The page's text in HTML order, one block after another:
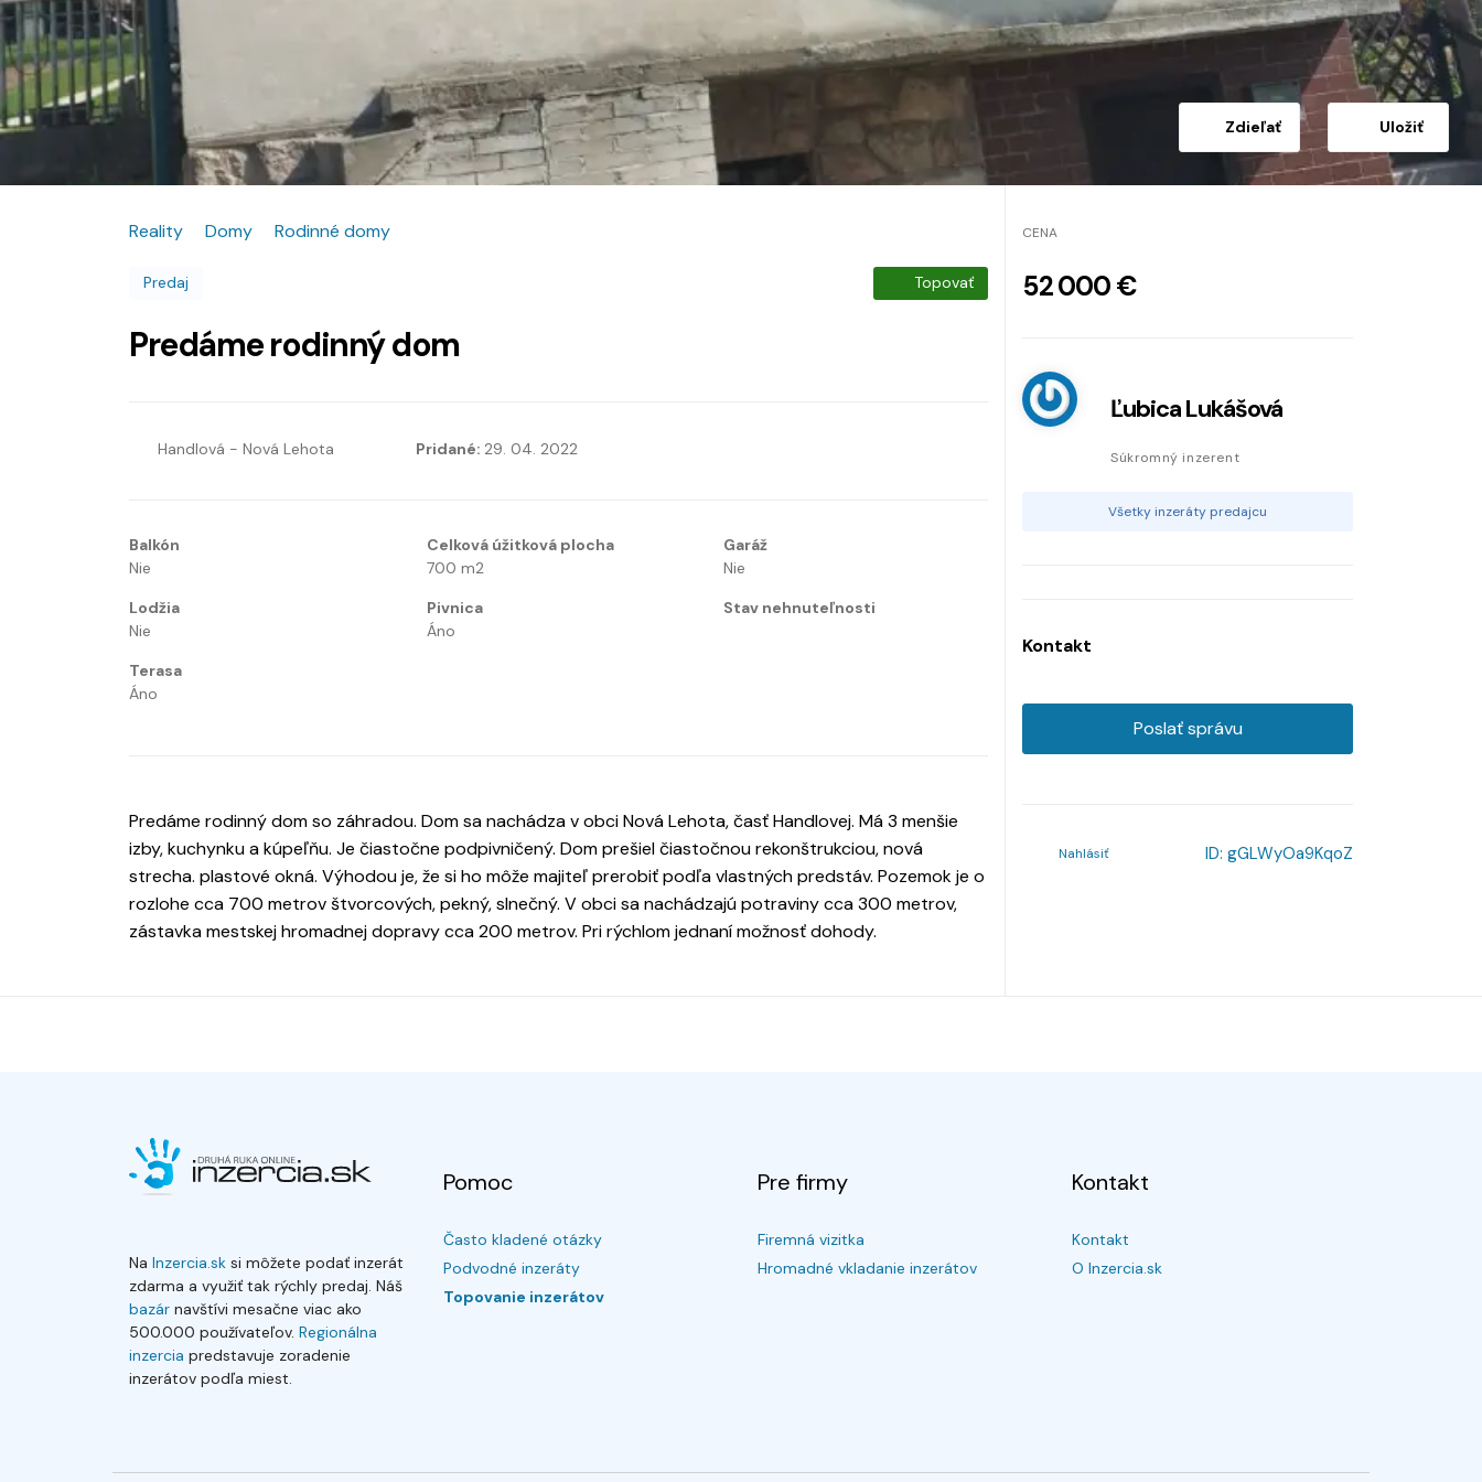
Zdieľať Uložiť
Reality Domy Rodinné domy
Predaj Topovať
Predáme rodinný dom
Handlová - Nová Lehota Pridané: 29. 04. 2022
Balkón
Nie
Celková úžitková plocha
700 m2
Garáž
Nie
Lodžia
Nie
Pivnica
Áno
Stav nehnuteľnosti
Terasa
Áno
Predáme rodinný dom so záhradou. Dom sa nachádza v obci Nová Lehota, časť Handlovej. Má 3 menšie
izby, kuchynku a kúpeľňu. Je čiastočne podpivničený. Dom prešiel čiastočnou rekonštrukciou, nová
strecha. plastové okná. Výhodou je, že si ho môže majiteľ prerobiť podľa vlastných predstáv. Pozemok je o
rozlohe cca 700 metrov štvorcových, pekný, slnečný. V obci sa nachádzajú potraviny cca 300 metrov,
zástavka mestskej hromadnej dopravy cca 200 metrov. Pri rýchlom jednaní možnosť dohody.
CENA
52 000 €
Ľubica Lukášová
Súkromný inzerent
Všetky inzeráty predajcu
Kontakt
Poslať správu
Nahlásiť ID: gGLWyOa9KqoZ
Na Inzercia.sk si môžete podať inzerát
zdarma a využiť tak rýchly predaj. Náš
bazár navštívi mesačne viac ako
500.000 používateľov. Regionálna
inzercia predstavuje zoradenie
inzerátov podľa miest.
Pomoc
Často kladené otázky
Podvodné inzeráty
Topovanie inzerátov
Pre firmy
Firemná vizitka
Hromadné vkladanie inzerátov
Kontakt
Kontakt
O Inzercia.sk